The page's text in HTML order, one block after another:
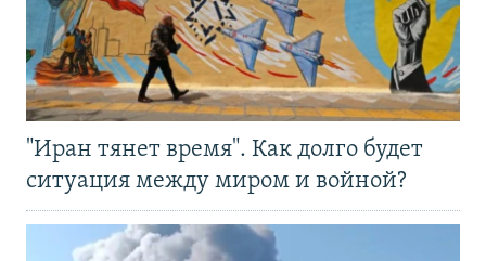
"Иран тянет время". Как долго будет
ситуация между миром и войной?